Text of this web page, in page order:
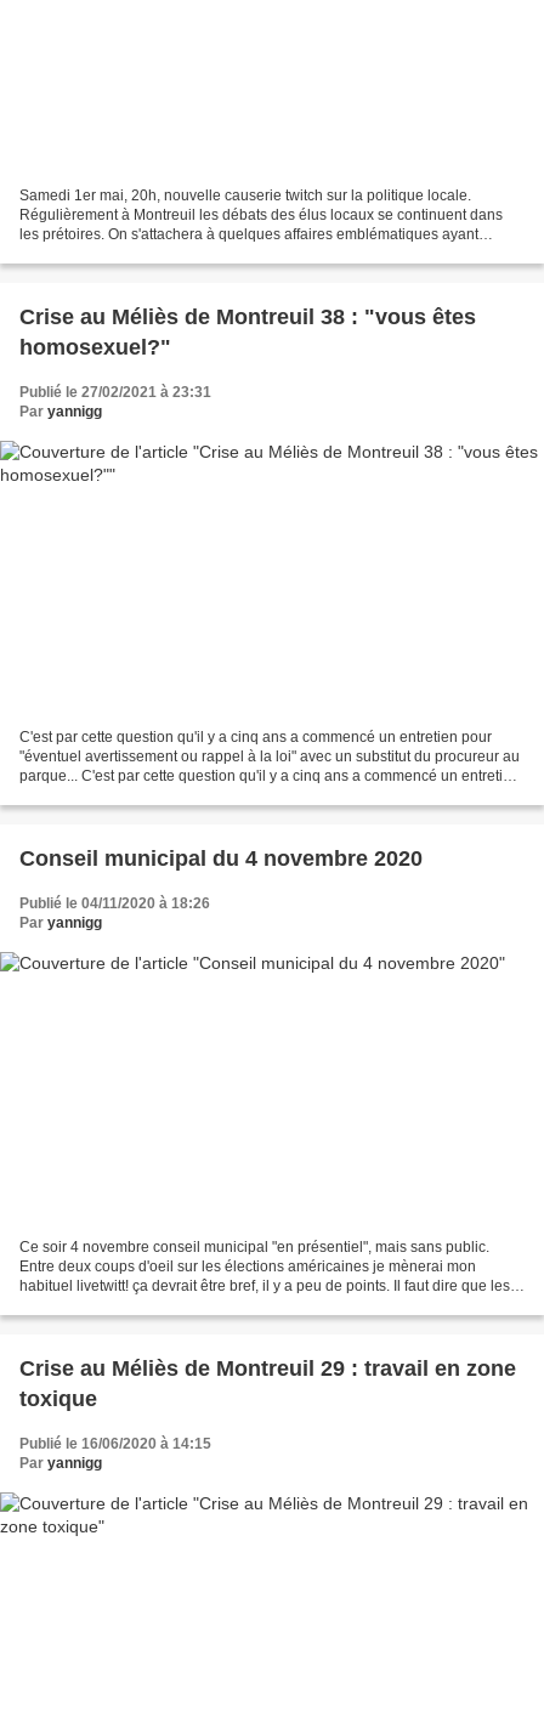
Samedi 1er mai, 20h, nouvelle causerie twitch sur la politique locale.
Régulièrement à Montreuil les débats des élus locaux se continuent dans
les prétoires. On s'attachera à quelques affaires emblématiques ayant
Crise au Méliès de Montreuil 38 : "vous êtes
homosexuel?"
Publié le 27/02/2021 à 23:31
Par yannigg
C'est par cette question qu'il y a cinq ans a commencé un entretien pour
"éventuel avertissement ou rappel à la loi" avec un substitut du procureur au
parque... C'est par cette question qu'il y a cinq ans a commencé un entretien
Conseil municipal du 4 novembre 2020
Publié le 04/11/2020 à 18:26
Par yannigg
Ce soir 4 novembre conseil municipal "en présentiel", mais sans public.
Entre deux coups d'oeil sur les élections américaines je mènerai mon
habituel livetwitt! ça devrait être bref, il y a peu de points. Il faut dire que les
Crise au Méliès de Montreuil 29 : travail en zone
toxique
Publié le 16/06/2020 à 14:15
Par yannigg